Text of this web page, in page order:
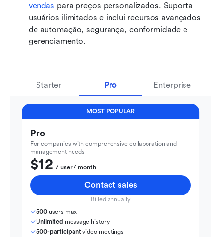
vendas para preços personalizados. Suporta
usuários ilimitados e inclui recursos avançados
de automação, segurança, conformidade e
gerenciamento.
Starter Pro Enterprise
MOST POPULAR
Pro
For companies with comprehensive collaboration and
management needs
$12
  / user / month
Contact sales
Billed annually
500 users max
Unlimited message history
500-participant video meetings